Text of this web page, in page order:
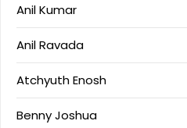
Anil Kumar
Anil Ravada
Atchyuth Enosh
Benny Joshua